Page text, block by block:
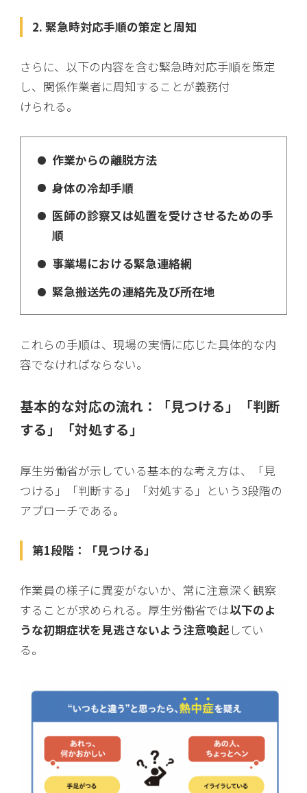
2. 緊急時対応手順の策定と周知
さらに、以下の内容を含む緊急時対応手順を策定
し、関係作業者に周知することが義務付
けられる。
作業からの離脱方法
身体の冷却手順
医師の診察又は処置を受けさせるための手
順
事業場における緊急連絡網
緊急搬送先の連絡先及び所在地
これらの手順は、現場の実情に応じた具体的な内
容でなければならない。
基本的な対応の流れ：「見つける」「判断
する」「対処する」
厚生労働省が示している基本的な考え方は、「見
つける」「判断する」「対処する」という3段階の
アプローチである。
第1段階：「見つける」
作業員の様子に異変がないか、常に注意深く観察
することが求められる。厚生労働省では以下のよ
うな初期症状を見逃さないよう注意喚起 してい
る。